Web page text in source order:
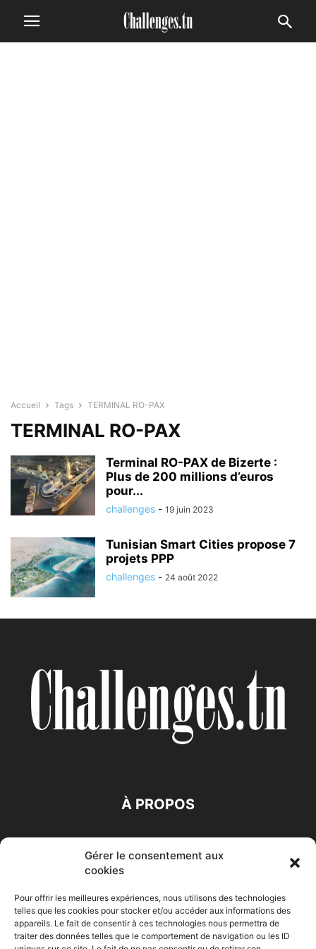
Gérer le consentement aux
cookies
Pour offrir les meilleures expériences, nous utilisons des technologies
telles que les cookies pour stocker et/ou accéder aux informations des
appareils. Le fait de consentir à ces technologies nous permettra de
traiter des données telles que le comportement de navigation ou les ID
Accueil Tags TERMINAL RO-PAX
TERMINAL RO-PAX
Terminal RO-PAX de Bizerte :
Plus de 200 millions d’euros
pour...
challenges - 19 juin 2023
Tunisian Smart Cities propose 7
projets PPP
challenges - 24 août 2022
À PROPOS